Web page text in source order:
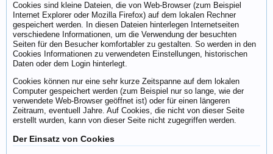
Cookies sind kleine Dateien, die von Web-Browser (zum Beispiel
Internet Explorer oder Mozilla Firefox) auf dem lokalen Rechner
gespeichert werden. In diesen Dateien hinterlegen Internetseiten
verschiedene Informationen, um die Verwendung der besuchten
Seiten für den Besucher komfortabler zu gestalten. So werden in den
Cookies Informationen zu verwendeten Einstellungen, historischen
Daten oder dem Login hinterlegt.
Cookies können nur eine sehr kurze Zeitspanne auf dem lokalen
Computer gespeichert werden (zum Beispiel nur so lange, wie der
verwendete Web-Browser geöffnet ist) oder für einen längeren
Zeitraum, eventuell Jahre. Auf Cookies, die nicht von dieser Seite
erstellt wurden, kann von dieser Seite nicht zugegriffen werden.
Der Einsatz von Cookies